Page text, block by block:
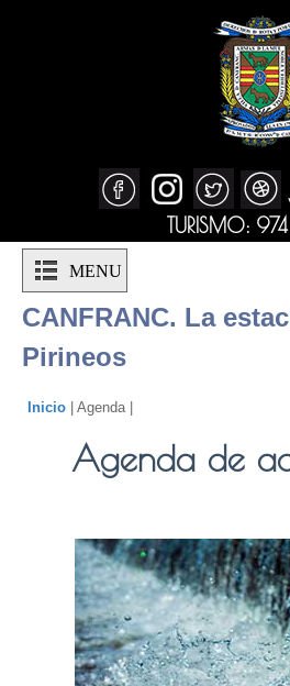
TURISMO: 974
MENU
CANFRANC. La
Pirineos
Inicio | Agenda |
Agenda de